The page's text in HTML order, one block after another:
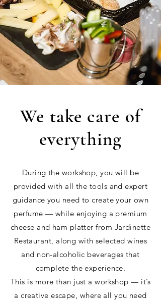
We take care of
everything
During the workshop, you will be
provided with all the tools and expert
guidance you need to create your own
perfume — while enjoying a premium
cheese and ham platter from Jardinette
Restaurant, along with selected wines
and non-alcoholic beverages that
complete the experience.
This is more than just a workshop — it’s
a creative escape, where all you need